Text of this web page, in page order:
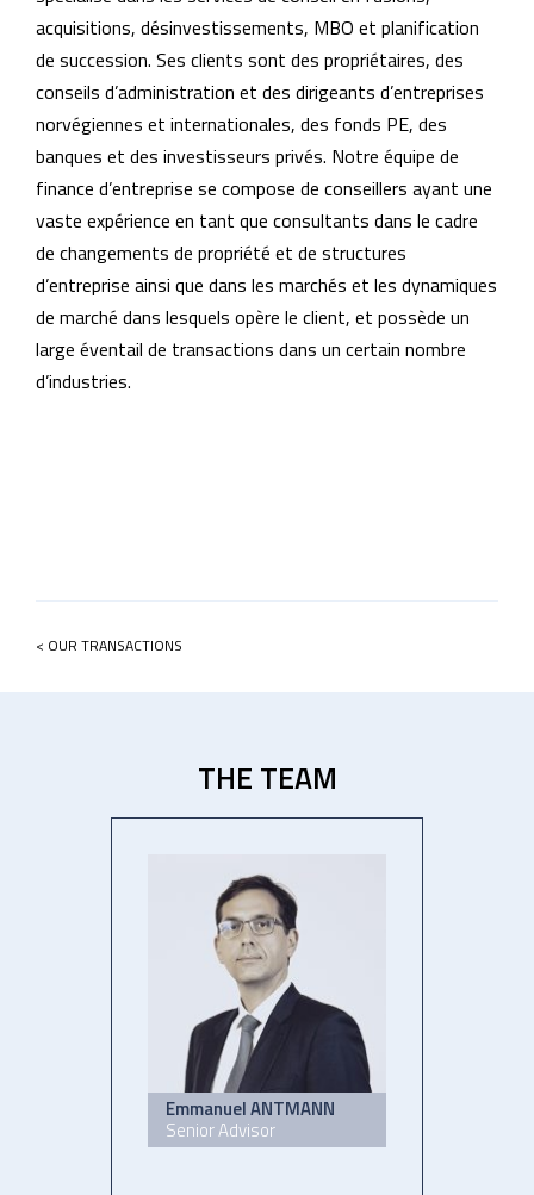
acquisitions, désinvestissements, MBO et planification
de succession. Ses clients sont des propriétaires, des
conseils d’administration et des dirigeants d’entreprises
norvégiennes et internationales, des fonds PE, des
banques et des investisseurs privés. Notre équipe de
finance d’entreprise se compose de conseillers ayant une
vaste expérience en tant que consultants dans le cadre
de changements de propriété et de structures
d’entreprise ainsi que dans les marchés et les dynamiques
de marché dans lesquels opère le client, et possède un
large éventail de transactions dans un certain nombre
d’industries.
< OUR TRANSACTIONS
THE TEAM
Emmanuel ANTMANN
Senior Advisor